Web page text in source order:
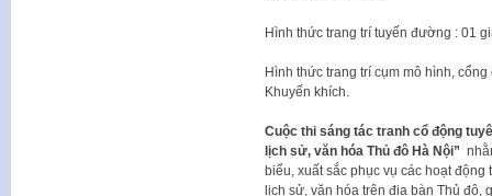
Hình thức trang trí tuyến đường : 01
Hình thức trang trí cụm mô hình,
Khuyến khích.
Cuộc thi sáng tác tranh cổ động
lịch sử, văn hóa Thủ đô Hà Nội”
biểu, xuất sắc phục vụ các hoạt
lịch sử, văn hóa trên địa bàn Thủ đô,